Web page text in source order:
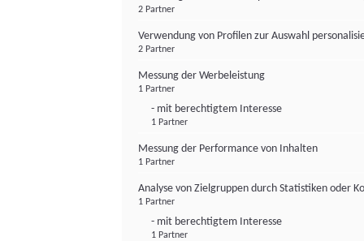
2 Partner
Verwendung von Profilen zur Auswahl
2 Partner
Messung der Werbeleistung
1 Partner
- mit berechtigtem Interesse
1 Partner
Messung der Performance von Inhalten
1 Partner
Analyse von Zielgruppen durch Statistiken oder
1 Partner
- mit berechtigtem Interesse
1 Partner